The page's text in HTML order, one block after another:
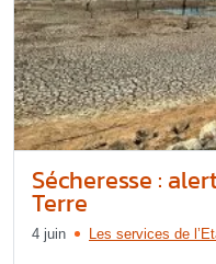
Sécheresse :
Terre
4 juin Les services de